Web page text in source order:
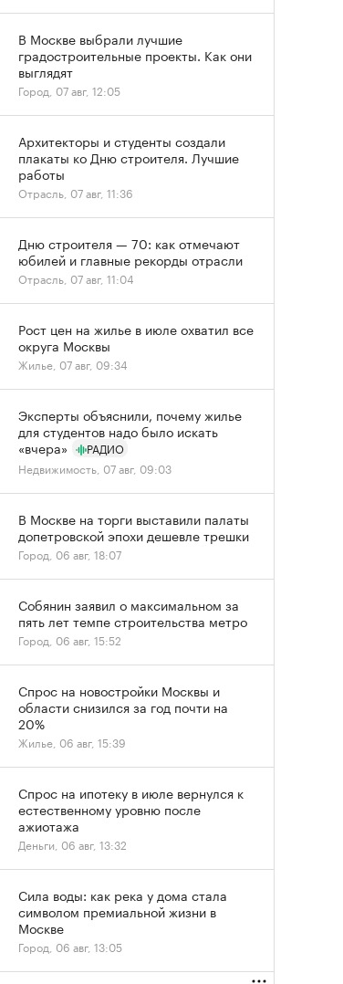
В Москве выбрали лучшие
градостроительные проекты. Как они
выглядят
Город, 07 авг, 12:05
Архитекторы и студенты создали
плакаты ко Дню строителя. Лучшие
работы
Отрасль, 07 авг, 11:36
Дню строителя — 70: как отмечают
юбилей и главные рекорды отрасли
Отрасль, 07 авг, 11:04
Рост цен на жилье в июле охватил все
округа Москвы
Жилье, 07 авг, 09:34
Эксперты объяснили, почему жилье
для студентов надо было искать
«вчера»
РАДИО
Недвижимость, 07 авг, 09:03
В Москве на торги выставили палаты
допетровской эпохи дешевле трешки
Город, 06 авг, 18:07
Собянин заявил о максимальном за
пять лет темпе строительства метро
Город, 06 авг, 15:52
Спрос на новостройки Москвы и
области снизился за год почти на
20%
Жилье, 06 авг, 15:39
Спрос на ипотеку в июле вернулся к
естественному уровню после
ажиотажа
Деньги, 06 авг, 13:32
Сила воды: как река у дома стала
символом премиальной жизни в
Москве
Город, 06 авг, 13:05